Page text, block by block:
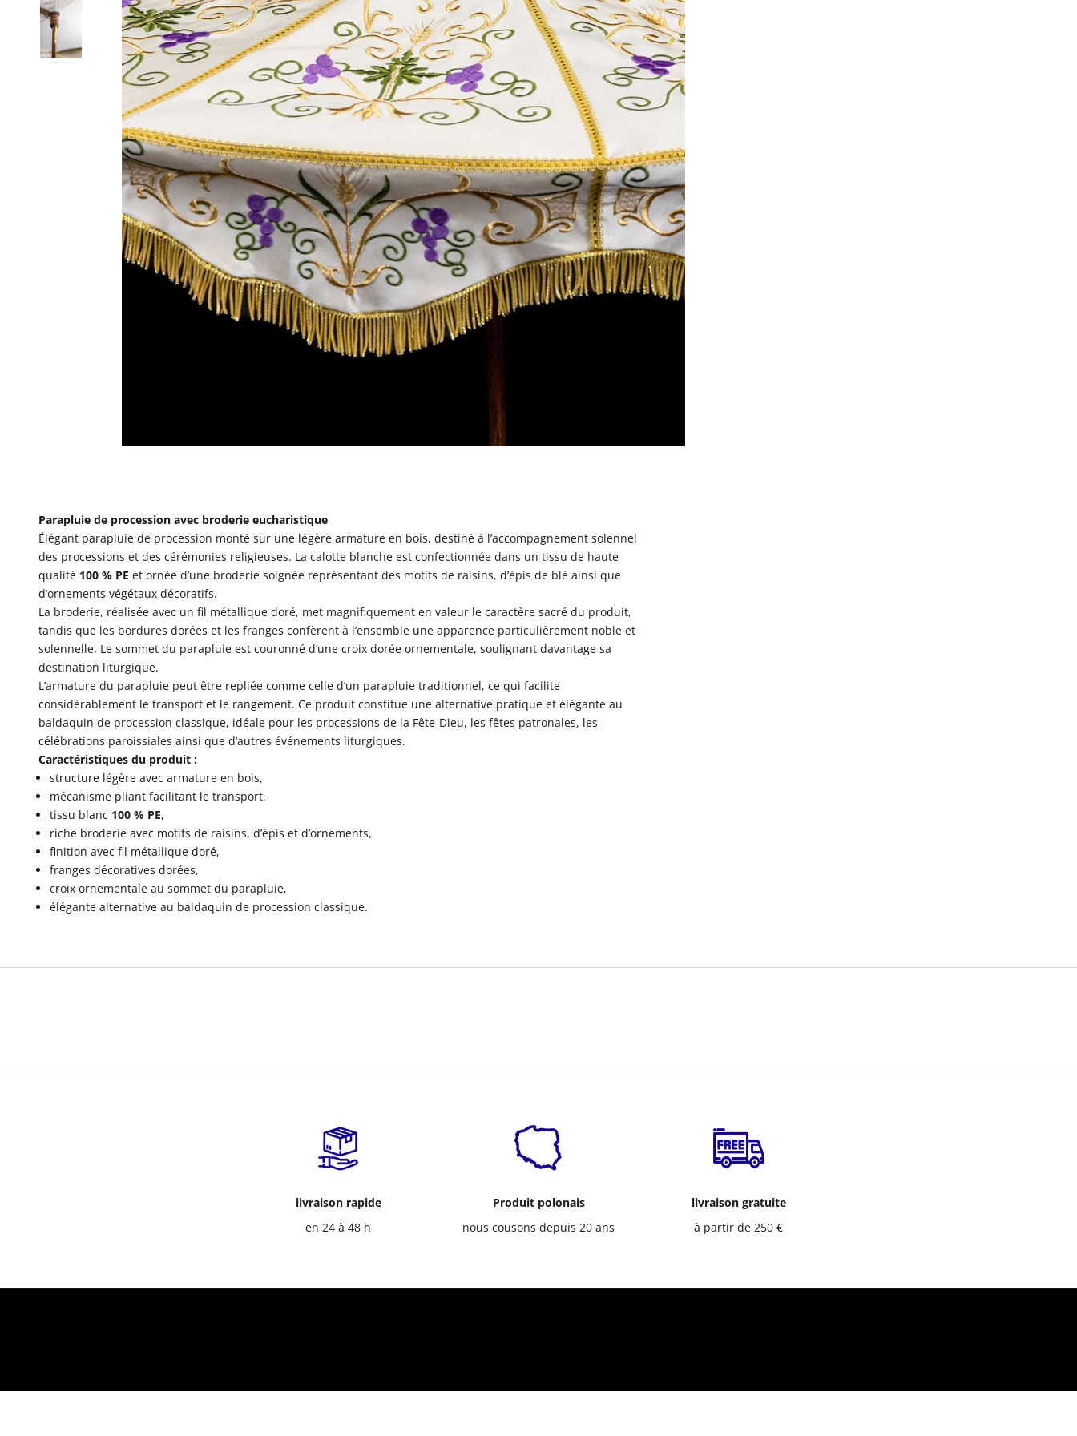
Parapluie de procession avec broderie eucharistique
Élégant parapluie de procession monté sur une légère armature en bois, destiné à l’accompagnement solennel
des processions et des cérémonies religieuses. La calotte blanche est confectionnée dans un tissu de haute
qualité 100 % PE et ornée d’une broderie soignée représentant des motifs de raisins, d’épis de blé ainsi que
d’ornements végétaux décoratifs.
La broderie, réalisée avec un fil métallique doré, met magnifiquement en valeur le caractère sacré du produit,
tandis que les bordures dorées et les franges confèrent à l’ensemble une apparence particulièrement noble et
solennelle. Le sommet du parapluie est couronné d’une croix dorée ornementale, soulignant davantage sa
destination liturgique.
L’armature du parapluie peut être repliée comme celle d’un parapluie traditionnel, ce qui facilite
considérablement le transport et le rangement. Ce produit constitue une alternative pratique et élégante au
baldaquin de procession classique, idéale pour les processions de la Fête-Dieu, les fêtes patronales, les
célébrations paroissiales ainsi que d’autres événements liturgiques.
Caractéristiques du produit :
structure légère avec armature en bois,
mécanisme pliant facilitant le transport,
tissu blanc 100 % PE,
riche broderie avec motifs de raisins, d’épis et d’ornements,
finition avec fil métallique doré,
franges décoratives dorées,
croix ornementale au sommet du parapluie,
élégante alternative au baldaquin de procession classique.
livraison rapide
en 24 à 48 h
Produit polonais
nous cousons depuis 20 ans
livraison gratuite
à partir de 250 €